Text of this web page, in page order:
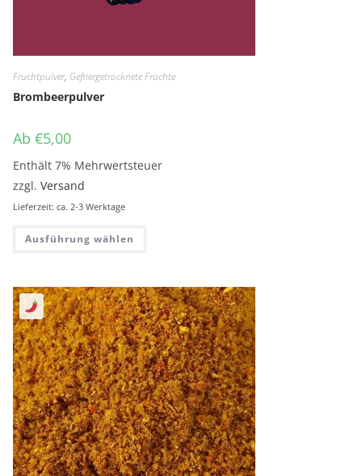
Fruchtpulver, Gefriergetrocknete Früchte
Brombeerpulver
Ab €5,00
Enthält 7% Mehrwertsteuer
zzgl.Versand
Lieferzeit: ca. 2-3 Werktage
Ausführung wählen
Dieses Produkt weist mehrere